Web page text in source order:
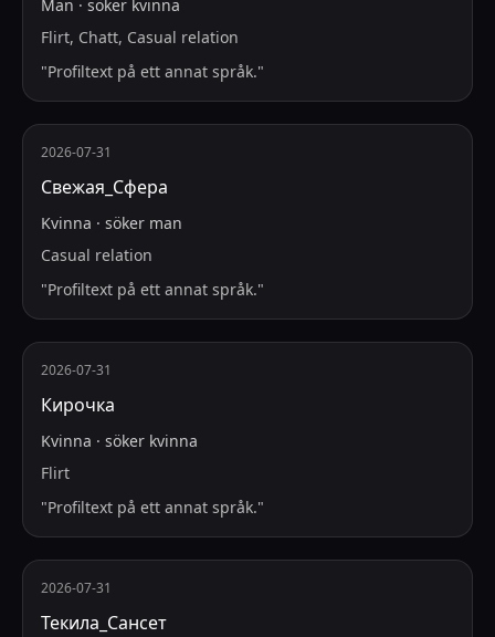
Man · söker kvinna
Flirt, Chatt, Casual relation
"Profiltext på ett annat språk."
2026-07-31
Свежая_Сфера
Kvinna · söker man
Casual relation
"Profiltext på ett annat språk."
2026-07-31
Кирочка
Kvinna · söker kvinna
Flirt
"Profiltext på ett annat språk."
2026-07-31
Текила_Сансет